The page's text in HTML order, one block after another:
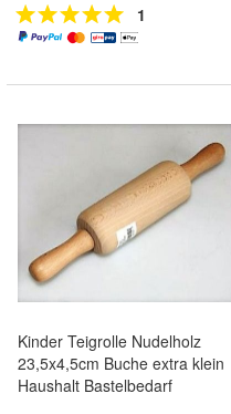
1
Kinder Teigrolle Nudelholz
23,5x4,5cm Buche extra klein
Haushalt Bastelbedarf